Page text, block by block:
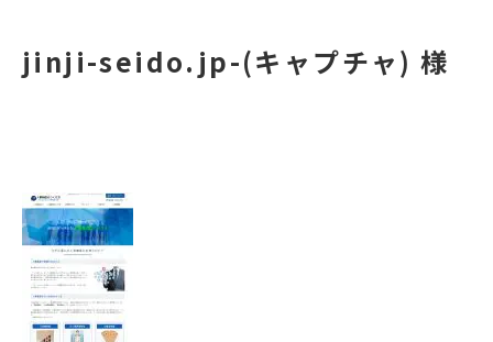
jinji-seido.jp-(キャプチャ) 様